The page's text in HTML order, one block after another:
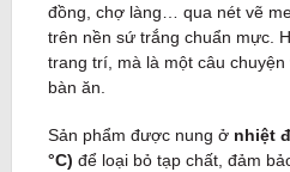
đồng, chợ làng… qua nét vẽ
trên nền sứ trắng chuẩn mực.
trang trí, mà là một câu
bàn ăn.
Sản phẩm được nung ở nhiệt
°C) để loại bỏ tạp chất, đảm